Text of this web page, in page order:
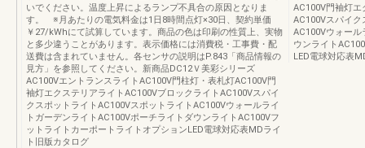
いでください。温度上昇によるランプ不具合の原因となりま
す。 ※月あたりの電気料金は1日8時間点灯×30日、契約単価
￥27/kWhにて試算しています。商品の色は印刷の性質上、実物
と多少違うことがあります。表示価格には消費税・工事費・配
送費は含まれていません。各センサの説明はP.843「商品情報の
見方」を参照してください。新商品DC12Ｖ美彩シリーズ
AC100VエントランスライトAC100V門柱灯・表札灯AC100V門
袖灯エクステリアライトAC100VブロックライトAC100Vスパイ
クスポットライトAC100VスポットライトAC100Vウォールライ
トガーデンライトAC100VポーチライトダウンライトAC100Vフ
ットライトカーポートライトオプションLED電球対応表MDライ
ト旧版カタログ
AC100V門袖灯
AC100Vスパイ
AC100Vウォー
ウンライト
LED電球対応表